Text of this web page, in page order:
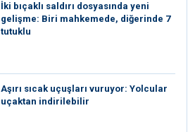
İki bıçaklı saldırı dosyasında yeni
gelişme: Biri mahkemede, diğerinde 7
tutuklu
Aşırı sıcak uçuşları vuruyor: Yolcular
uçaktan indirilebilir